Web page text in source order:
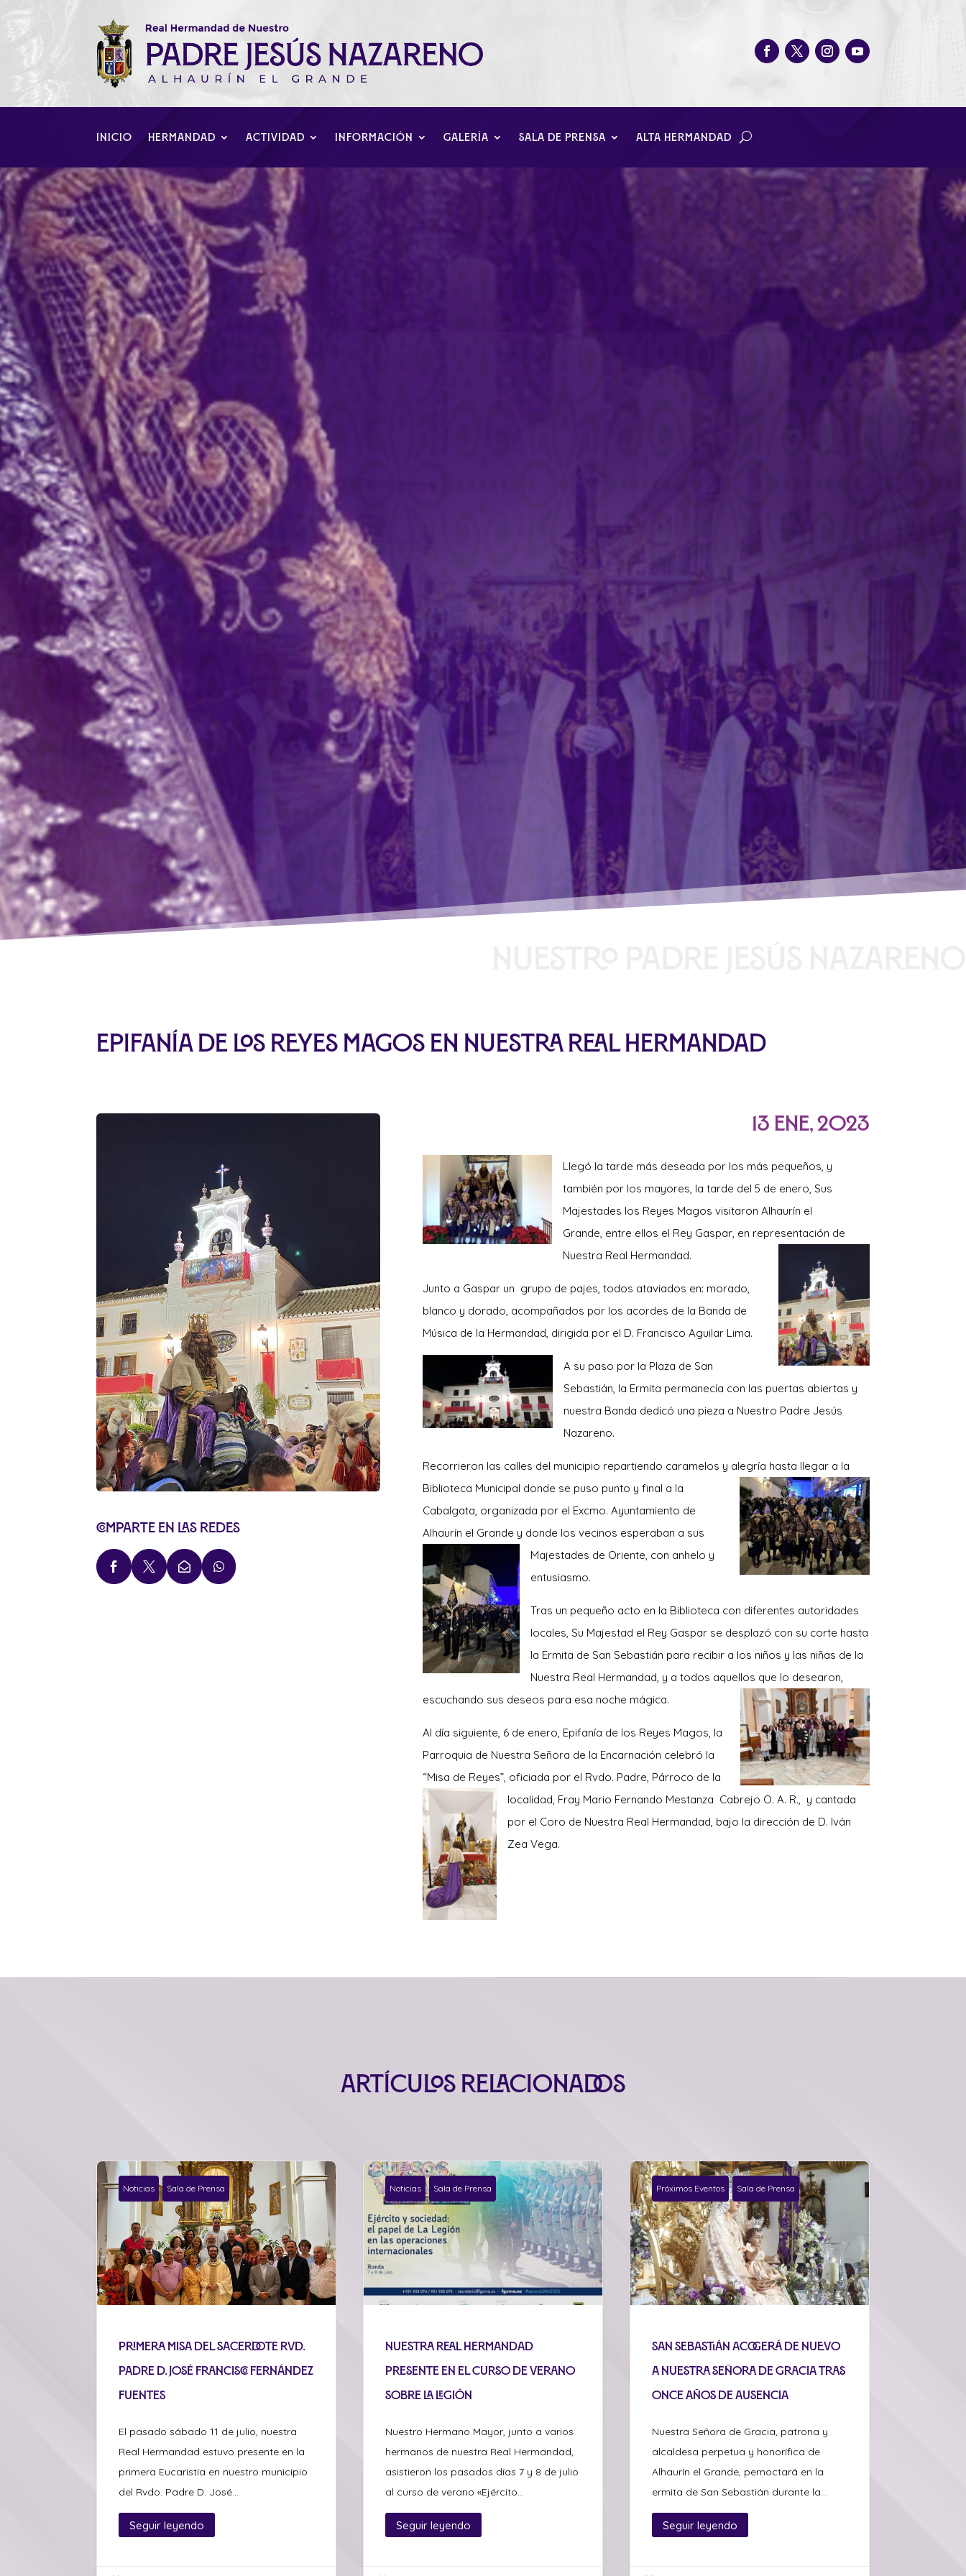
INICIO HERMANDAD ACTIVIDAD INFORMACIÓN GALERÍA SALA DE PRENSA ALTA HERMANDAD
Epifanía de los Reyes Magos en Nuestra Real
Hermandad
Epifanía de los Reyes Magos en Nuestra Real Hermandad
Comparte en las redes
   
13 Ene, 2023
Llegó la tarde más deseada por los más pequeños, y
también por los mayores, la tarde del 5 de enero, Sus
Majestades los Reyes Magos visitaron Alhaurín el
Grande, entre ellos el Rey Gaspar, en representación de
Nuestra Real Hermandad.
Junto a Gaspar un grupo de pajes, todos ataviados en: morado,
blanco y dorado, acompañados por los acordes de la Banda de
Música de la Hermandad, dirigida por el D. Francisco Aguilar Lima.
A su paso por la Plaza de San
Sebastián, la Ermita permanecía con las puertas abiertas y
nuestra Banda dedicó una pieza a Nuestro Padre Jesús
Nazareno.
Recorrieron las calles del municipio repartiendo caramelos y alegría hasta llegar a la
Biblioteca Municipal donde se puso punto y final a la
Cabalgata, organizada por el Excmo. Ayuntamiento de
Alhaurín el Grande y donde los vecinos esperaban a sus
Majestades de Oriente, con anhelo y
entusiasmo.
Tras un pequeño acto en la Biblioteca con diferentes autoridades
locales, Su Majestad el Rey Gaspar se desplazó con su corte hasta
la Ermita de San Sebastián para recibir a los niños y las niñas de la
Nuestra Real Hermandad, y a todos aquellos que lo desearon,
escuchando sus deseos para esa noche mágica.
Al día siguiente, 6 de enero, Epifanía de los Reyes Magos, la
Parroquia de Nuestra Señora de la Encarnación celebró la
“Misa de Reyes”, oficiada por el Rvdo. Padre, Párroco de la
localidad, Fray Mario Fernando Mestanza Cabrejo O. A. R., y cantada
por el Coro de Nuestra Real Hermandad, bajo la dirección de D. Iván
Zea Vega.
Artículos relacionados
Noticias Sala de Prensa
Primera misa del sacerdote Rvd.
Padre D. José Francisco Fernández
Fuentes
El pasado sábado 11 de julio, nuestra
Real Hermandad estuvo presente en la
primera Eucaristía en nuestro municipio
del Rvdo. Padre D. José...
Seguir leyendo
Noticias Sala de Prensa
Nuestra Real Hermandad
presente en el curso de verano
sobre La Legión
Nuestro Hermano Mayor, junto a varios
hermanos de nuestra Real Hermandad,
asistieron los pasados días 7 y 8 de julio
al curso de verano «Ejército...
Seguir leyendo
Próximos Eventos Sala de Prensa
San Sebastián acogerá de nuevo
a Nuestra Señora de Gracia tras
once años de ausencia
Nuestra Señora de Gracia, patrona y
alcaldesa perpetua y honorífica de
Alhaurín el Grande, pernoctará en la
ermita de San Sebastián durante la...
Seguir leyendo